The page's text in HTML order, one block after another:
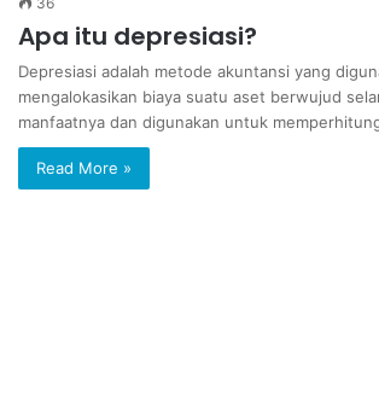
Apa itu depresiasi?
Depresiasi adalah metode akuntansi yang
mengalokasikan biaya suatu aset berwujud
manfaatnya dan digunakan untuk
Read More »